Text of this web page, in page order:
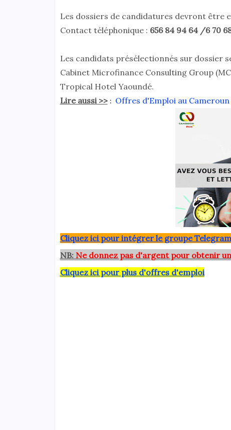
Les dossiers de candidatures devront être
Contact téléphonique : 656 84 94 64 /6 70
Les candidats présélectionnés sur dossier
Cabinet Microfinance Consulting Group
Tropical Hotel Yaoundé.
Lire aussi >>: Offres d'Emploi au
Cliquez ici pour intégrer le groupe
NB: Ne donnez pas d'argent pour obtenir
Cliquez ici pour plus d'offres d'emploi